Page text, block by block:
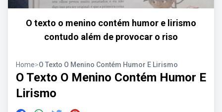
O texto o menino contém humor e lirismo
contudo além de provocar o riso
Home>O Texto O Menino Contém Humor E Lirismo
O Texto O Menino Contém Humor E
Lirismo